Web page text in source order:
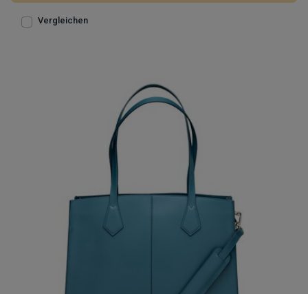
Vergleichen